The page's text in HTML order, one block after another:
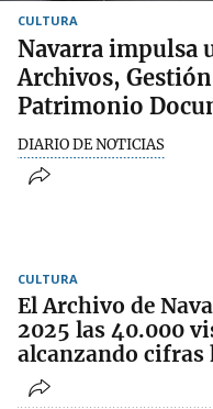
CULTURA
Navarra impulsa
Archivos,
Patrimonio
DIARIO DE NOTICIAS
CULTURA
El Archivo de
2025 las 40.000
alcanzando cifras